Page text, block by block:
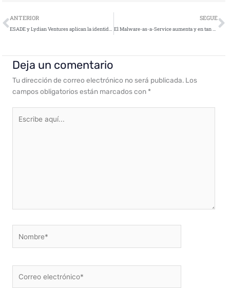
Ant
ANTERIOR
ESADE y Lydian Ventures aplican la identidad digital soberana, por primera vez, al entorno académico
SEGUE
El Malware-as-a-Service aumenta y en tan sólo 2 meses recauda hasta 600.000 dólares
Deja un comentario
Tu dirección de correo electrónico no será publicada. Los
campos obligatorios están marcados con *
aquí...
electrónico*